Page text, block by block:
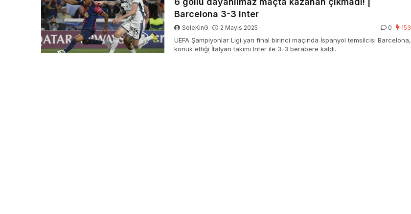
Barcelona 3-3 Inter
SoleKinG 2 Mayıs 2025 0 153
UEFA Şampiyonlar Ligi yarı final birinci maçında İspanyol temsilcisi Barcelona,
konuk ettiği İtalyan takımı Inter ile 3-3 berabere kaldı.